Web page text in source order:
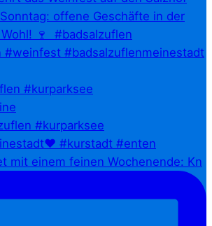
#kurparksee
mit einem feinen Wochenende: Kn